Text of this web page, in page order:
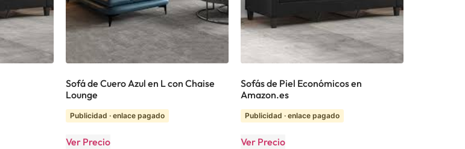
Sofá de Cuero Azul en L con Chaise
Lounge
Publicidad · enlace pagado
Ver Precio
Sofás de Piel Económicos en
Amazon.es
Publicidad · enlace pagado
Ver Precio